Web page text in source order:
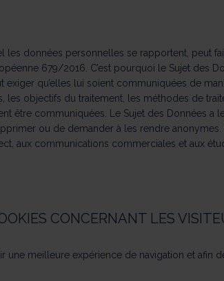
les données personnelles se rapportent, peut
679/2016. C’est pourquoi le Sujet des
qu’elles lui soient communiquées de
les objectifs du traitement, les méthodes de
être communiquées. Le Sujet des Données
ou de demander à les rendre
aux communications commerciales et aux
CONCERNANT LES
une meilleure expérience de navigation et afin